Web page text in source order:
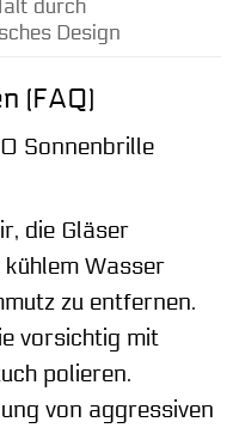
durch
Design
(FAQ)
Sonnenbrille
die Gläser
Wasser
zu entfernen.
vorsichtig mit
polieren.
von aggressiven